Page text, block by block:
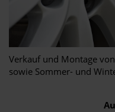
Verkauf und Montage
sowie Sommer- und